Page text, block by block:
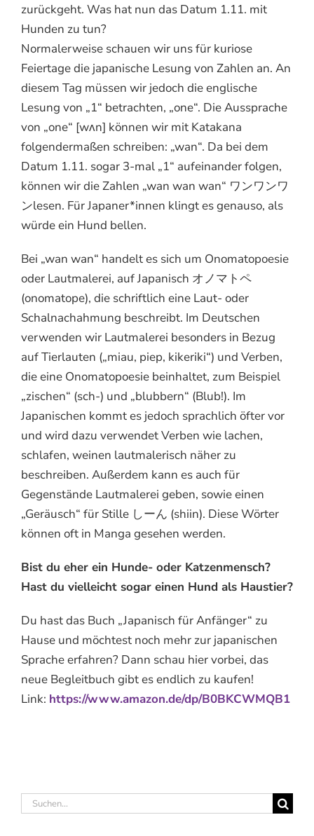
zurückgeht. Was hat nun das Datum 1.11. mit
Hunden zu tun?
Normalerweise schauen wir uns für kuriose
Feiertage die japanische Lesung von Zahlen an. An
diesem Tag müssen wir jedoch die englische
Lesung von „1“ betrachten, „one“. Die Aussprache
von „one“ [wʌn] können wir mit Katakana
folgendermaßen schreiben: „wan“. Da bei dem
Datum 1.11. sogar 3-mal „1“ aufeinander folgen,
können wir die Zahlen „wan wan wan“ ワンワンワ
ンlesen. Für Japaner*innen klingt es genauso, als
würde ein Hund bellen.
Bei „wan wan“ handelt es sich um Onomatopoesie
oder Lautmalerei, auf Japanisch オノマトペ
(onomatope), die schriftlich eine Laut- oder
Schalnachahmung beschreibt. Im Deutschen
verwenden wir Lautmalerei besonders in Bezug
auf Tierlauten („miau, piep, kikeriki“) und Verben,
die eine Onomatopoesie beinhaltet, zum Beispiel
„zischen“ (sch-) und „blubbern“ (Blub!). Im
Japanischen kommt es jedoch sprachlich öfter vor
und wird dazu verwendet Verben wie lachen,
schlafen, weinen lautmalerisch näher zu
beschreiben. Außerdem kann es auch für
Gegenstände Lautmalerei geben, sowie einen
„Geräusch“ für Stille しーん (shiin). Diese Wörter
können oft in Manga gesehen werden.
Bist du eher ein Hunde- oder Katzenmensch?
Hast du vielleicht sogar einen Hund als Haustier?
Du hast das Buch „Japanisch für Anfänger“ zu
Hause und möchtest noch mehr zur japanischen
Sprache erfahren? Dann schau hier vorbei, das
neue Begleitbuch gibt es endlich zu kaufen!
Link: https://www.amazon.de/dp/B0BKCWMQB1
Suche